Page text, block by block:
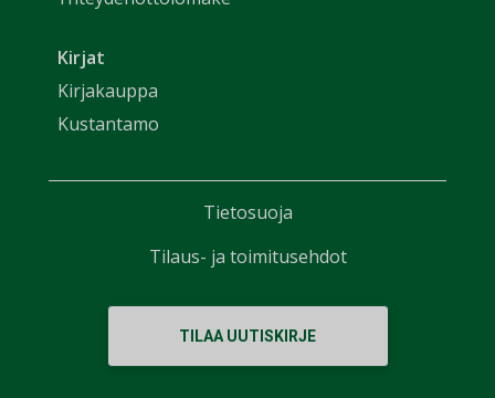
Kirjat
Kirjakauppa
Kustantamo
TILAA UUTISKIRJE
Tietosuoja
Tilaus- ja toimitusehdot